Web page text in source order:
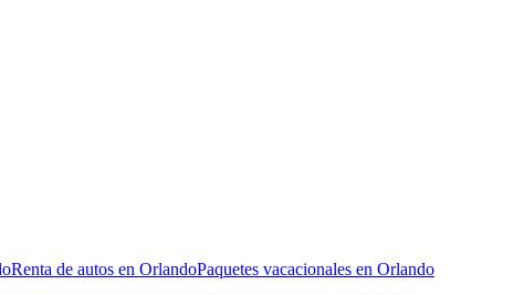
Renta de autos en OrlandoPaquetes vacacionales en Orlando